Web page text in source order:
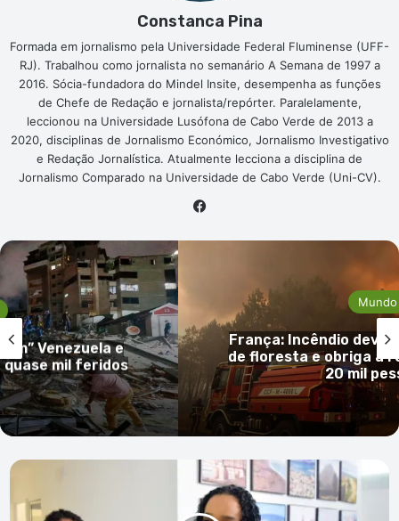
Constanca Pina
Formada em jornalismo pela Universidade Federal Fluminense (UFF-
RJ). Trabalhou como jornalista no semanário A Semana de 1997 a
2016. Sócia-fundadora do Mindel Insite, desempenha as funções
de Chefe de Redação e jornalista/repórter. Paralelamente,
leccionou na Universidade Lusófona de Cabo Verde de 2013 a
2020, disciplinas de Jornalismo Económico, Jornalismo Investigativo
e Redação Jornalística. Atualmente lecciona a disciplina de
Jornalismo Comparado na Universidade de Cabo Verde (Uni-CV).
Venezuela e
mil feridos
Mundo
França: Incêndio
de floresta e obriga à
20 mil
ERIS
se